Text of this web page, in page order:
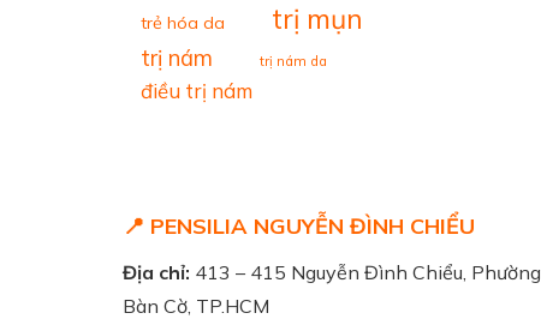
trẻ hóa da trị mụn
trị nám trị nám da
điều trị nám
📍 PENSILIA NGUYỄN ĐÌNH CHIỂU
Địa chỉ: 413 – 415 Nguyễn Đình Chiểu, Phường
Bàn Cờ, TP.HCM